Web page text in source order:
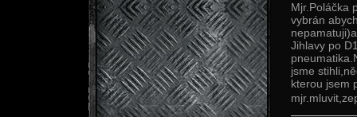
Mjr.Poláčka
vybrán
Jihlavy po
jsme
kterou jsem